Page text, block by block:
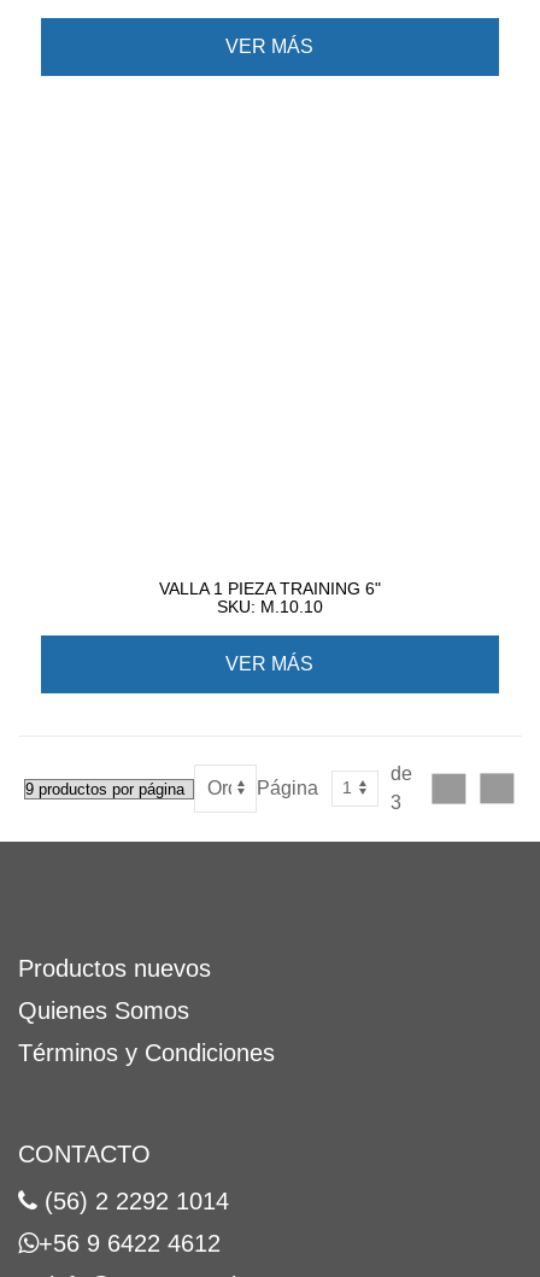
VER MÁS
VALLA 1 PIEZA TRAINING 6"
SKU: M.10.10
VER MÁS
Página
de
3
Productos nuevos
Quienes Somos
Términos y Condiciones
CONTACTO
(56) 2 2292 1014
+56 9 6422 4612